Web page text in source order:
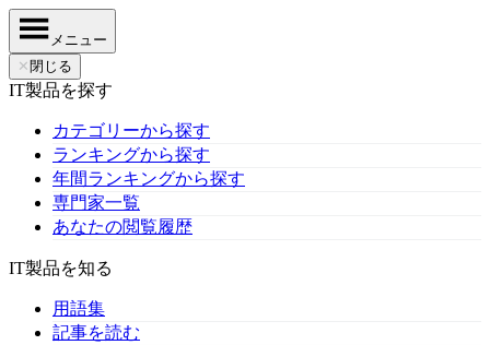
メニュー
✕ 閉じる
IT製品を探す
カテゴリーから探す
ランキングから探す
年間ランキングから探す
専門家一覧
あなたの閲覧履歴
IT製品を知る
用語集
記事を読む